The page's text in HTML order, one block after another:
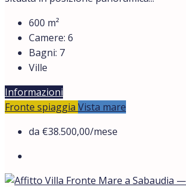
600 m²
Camere: 6
Bagni: 7
Ville
Informazioni
Fronte spiaggia Vista mare
da €38.500,00/mese